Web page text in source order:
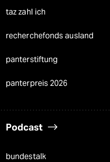
taz zahl ich
recherchefonds ausland
panterstiftung
panterpreis 2026
Podcast
bundestalk